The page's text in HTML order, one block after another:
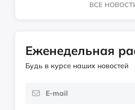
ВСЕ
Еженедельная
Будь в курсе наших новостей